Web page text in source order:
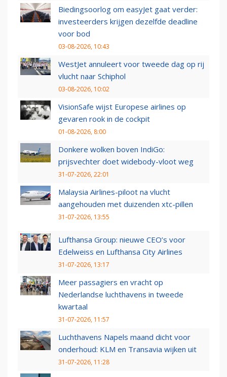
Biedingsoorlog om easyJet gaat verder:
investeerders krijgen dezelfde deadline
voor bod
03-08-2026, 10:43
WestJet annuleert voor tweede dag op rij
vlucht naar Schiphol
03-08-2026, 10:02
VisionSafe wijst Europese airlines op
gevaren rook in de cockpit
01-08-2026, 8:00
Donkere wolken boven IndiGo:
prijsvechter doet widebody-vloot weg
31-07-2026, 22:01
Malaysia Airlines-piloot na vlucht
aangehouden met duizenden xtc-pillen
31-07-2026, 13:55
Lufthansa Group: nieuwe CEO’s voor
Edelweiss en Lufthansa City Airlines
31-07-2026, 13:17
Meer passagiers en vracht op
Nederlandse luchthavens in tweede
kwartaal
31-07-2026, 11:57
Luchthavens Napels maand dicht voor
onderhoud: KLM en Transavia wijken uit
31-07-2026, 11:28